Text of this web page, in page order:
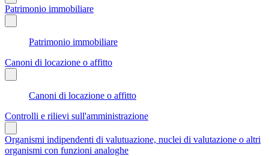
Patrimonio immobiliare
Patrimonio immobiliare
Canoni di locazione o affitto
Canoni di locazione o affitto
Controlli e rilievi sull'amministrazione
Organismi indipendenti di valutuazione, nuclei di valutazione o altri
organismi con funzioni analoghe